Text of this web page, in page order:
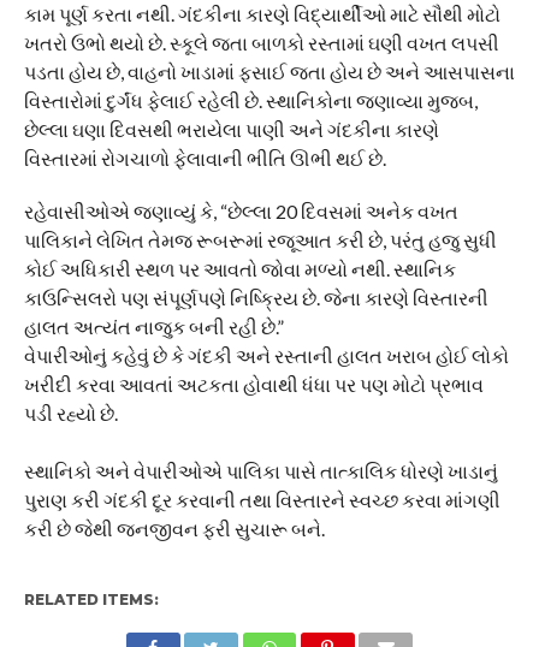
કામ પૂર્ણ કરતા નથી. ગંદકીના કારણે વિદ્યાર્થીઓ માટે સૌથી મોટો
ખતરો ઉભો થયો છે. સ્કૂલે જતા બાળકો રસ્તામાં ઘણી વખત લપસી
પડતા હોય છે, વાહનો ખાડામાં ફસાઈ જતા હોય છે અને આસપાસના
વિસ્તારોમાં દુર્ગંધ ફેલાઈ રહેલી છે. સ્થાનિકોના જણાવ્યા મુજબ,
છેલ્લા ઘણા દિવસથી ભરાયેલા પાણી અને ગંદકીના કારણે
વિસ્તારમાં રોગચાળો ફેલાવાની ભીતિ ઊભી થઈ છે.
રહેવાસીઓએ જણાવ્યું કે, “છેલ્લા 20 દિવસમાં અનેક વખત
પાલિકાને લેખિત તેમજ રૂબરૂમાં રજૂઆત કરી છે, પરંતુ હજુ સુધી
કોઈ અધિકારી સ્થળ પર આવતો જોવા મળ્યો નથી. સ્થાનિક
કાઉન્સિલરો પણ સંપૂર્ણપણે નિષ્ક્રિય છે. જેના કારણે વિસ્તારની
હાલત અત્યંત નાજુક બની રહી છે.”
વેપારીઓનું કહેવું છે કે ગંદકી અને રસ્તાની હાલત ખરાબ હોઈ લોકો
ખરીદી કરવા આવતાં અટકતા હોવાથી ધંધા પર પણ મોટો પ્રભાવ
પડી રહ્યો છે.
સ્થાનિકો અને વેપારીઓએ પાલિકા પાસે તાત્કાલિક ધોરણે ખાડાનું
પુરાણ કરી ગંદકી દૂર કરવાની તથા વિસ્તારને સ્વચ્છ કરવા માંગણી
કરી છે જેથી જનજીવન ફરી સુચારૂ બને.
RELATED ITEMS: